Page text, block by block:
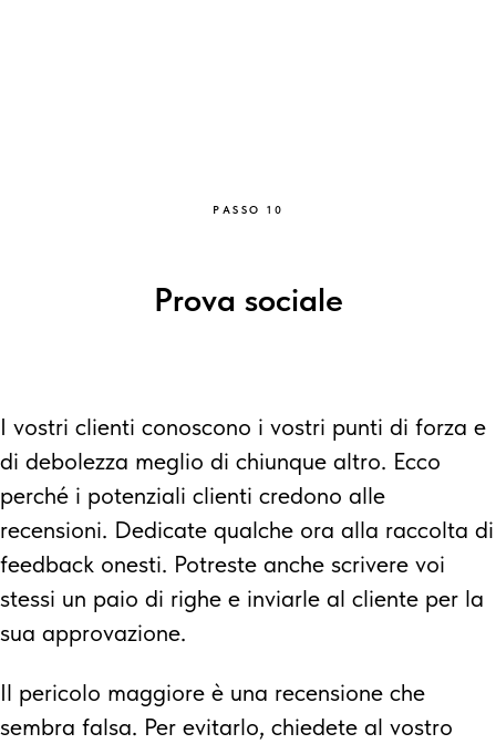
PASSO 10
Prova sociale
I vostri clienti conoscono i vostri punti di forza e
di debolezza meglio di chiunque altro. Ecco
perché i potenziali clienti credono alle
recensioni. Dedicate qualche ora alla raccolta di
feedback onesti. Potreste anche scrivere voi
stessi un paio di righe e inviarle al cliente per la
sua approvazione.
Il pericolo maggiore è una recensione che
sembra falsa. Per evitarlo, chiedete al vostro